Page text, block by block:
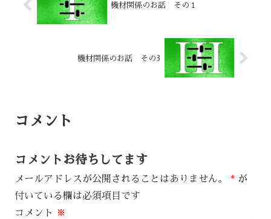
機材関係のお話 その１
機材関係のお話 その3
コメント
コメントお待ちしてます
メールアドレスが公開されることはありません。 * が
付いている欄は必須項目です
コメント
※